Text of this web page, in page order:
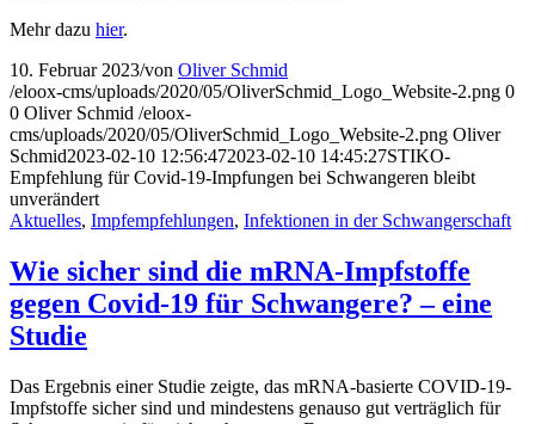
Mehr dazu hier.
10. Februar 2023/von Oliver Schmid
/eloox-cms/uploads/2020/05/OliverSchmid_Logo_Website-2.png 0
0 Oliver Schmid /eloox-
cms/uploads/2020/05/OliverSchmid_Logo_Website-2.png Oliver
Schmid2023-02-10 12:56:472023-02-10 14:45:27STIKO-
Empfehlung für Covid-19-Impfungen bei Schwangeren bleibt
unverändert
Aktuelles, Impfempfehlungen, Infektionen in der Schwangerschaft
Wie sicher sind die mRNA-Impfstoffe
gegen Covid-19 für Schwangere? – eine
Studie
Das Ergebnis einer Studie zeigte, das mRNA-basierte COVID-19-
Impfstoffe sicher sind und mindestens genauso gut verträglich für